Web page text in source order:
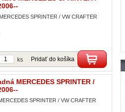
SPRINTER / VW CRAFTER
Pridať do košíka
ks
MERCEDES SPRINTER /
SPRINTER / VW CRAFTER